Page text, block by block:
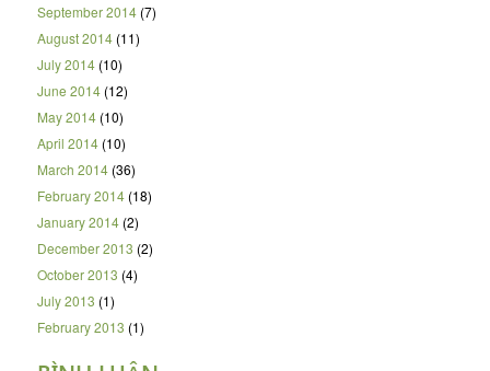
September 2014(7)
August 2014(11)
July 2014(10)
June 2014(12)
May 2014(10)
April 2014(10)
March 2014(36)
February 2014(18)
January 2014(2)
December 2013 (2)
October 2013 (4)
July 2013 (1)
February 2013 (1)